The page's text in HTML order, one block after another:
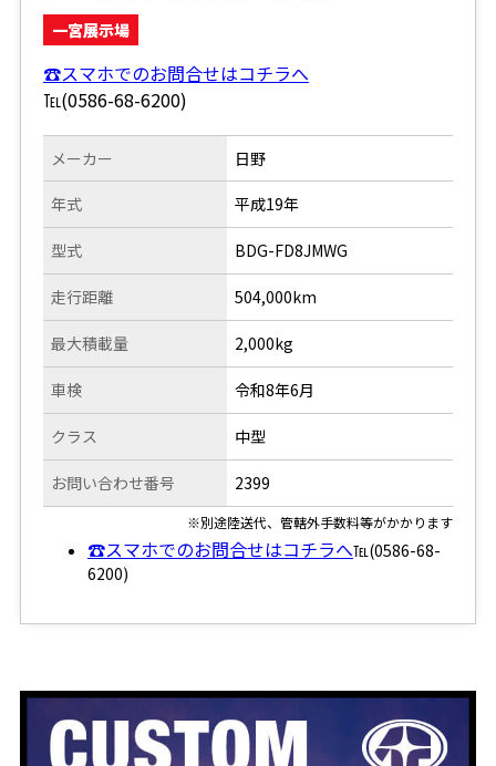
一宮展示場
☎スマホでのお問合せはコチラへ
℡(0586-68-6200)
メーカー
年式
型式
走行距離
日野
平成19年
BDG-FD8JMWG
504,000km
最大積載量
車検
クラス
お問い合わせ番号
2,000kg
令和8年6月
中型
2399
※別途陸送代、管轄外手数料等がかかります
☎スマホでのお問合せはコチラへ℡(0586-68-
6200)